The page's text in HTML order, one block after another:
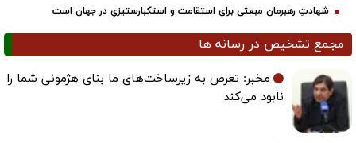
شهادتِ رهبرمان مبعثی برای استقامت و استکبارستیزیِ در جهان است
مجمع تشخیص در رسانه ها
مخبر: تعرض به زیرساخت‌های ما بنای هژمونی شما را
نابود می‌کند